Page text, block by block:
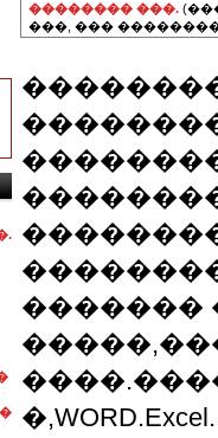
�������� ���.
���, ���
�������
�,WORD.Excel.